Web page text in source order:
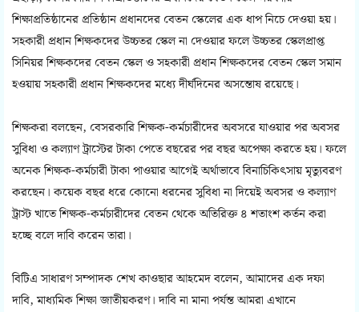
শিক্ষাপ্রতিষ্ঠানের প্রতিষ্ঠান প্রধানদের বেতন স্কেলের এক ধাপ নিচে দেওয়া হয়।
সহকারী প্রধান শিক্ষকদের উচ্চতর স্কেল না দেওয়ার ফলে উচ্চতর স্কেলপ্রাপ্ত
সিনিয়র শিক্ষকদের বেতন স্কেল ও সহকারী প্রধান শিক্ষকদের বেতন স্কেল সমান
হওয়ায় সহকারী প্রধান শিক্ষকদের মধ্যে দীর্ঘদিনের অসন্তোষ রয়েছে।
শিক্ষকরা বলছেন, বেসরকারি শিক্ষক-কর্মচারীদের অবসরে যাওয়ার পর অবসর
সুবিধা ও কল্যাণ ট্রাস্টের টাকা পেতে বছরের পর বছর অপেক্ষা করতে হয়। ফলে
অনেক শিক্ষক-কর্মচারী টাকা পাওয়ার আগেই অর্থাভাবে বিনাচিকিৎসায় মৃত্যুবরণ
করছেন। কয়েক বছর ধরে কোনো ধরনের সুবিধা না দিয়েই অবসর ও কল্যাণ
ট্রাস্ট খাতে শিক্ষক-কর্মচারীদের বেতন থেকে অতিরিক্ত ৪ শতাংশ কর্তন করা
হচ্ছে বলে দাবি করেন তারা।
বিটিএ সাধারণ সম্পাদক শেখ কাওছার আহমেদ বলেন, আমাদের এক দফা
দাবি, মাধ্যমিক শিক্ষা জাতীয়করণ। দাবি না মানা পর্যন্ত আমরা এখানে